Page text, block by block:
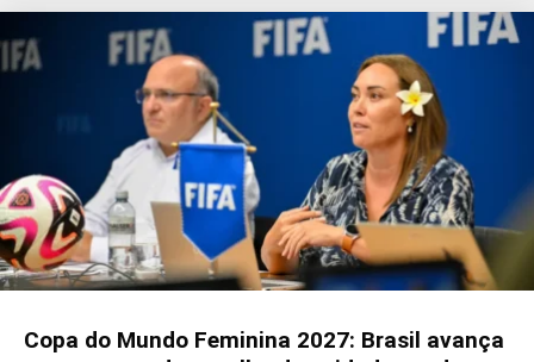
Copa do Mundo Feminina 2027: Brasil avança